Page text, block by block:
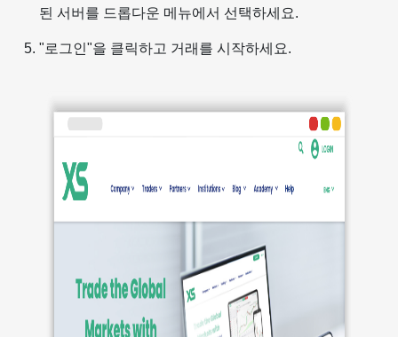
된 서버를 드롭다운 메뉴에서 선택하세요.
"로그인"을 클릭하고 거래를 시작하세요.